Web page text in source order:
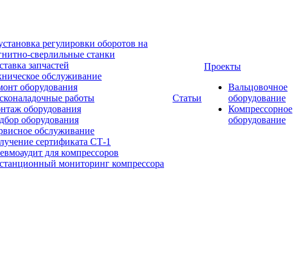
регулировки оборотов на
сверлильные станки
запчастей
обслуживание
оборудования
работы
оборудования
оборудования
обслуживание
сертификата СТ-1
для компрессоров
мониторинг компрессора
Статьи
Проекты
Вальцовочное
оборудование
Компрессорное
оборудование